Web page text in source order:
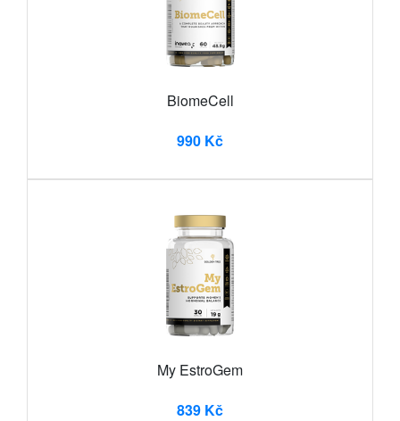
BiomeCell
990 Kč
My EstroGem
839 Kč